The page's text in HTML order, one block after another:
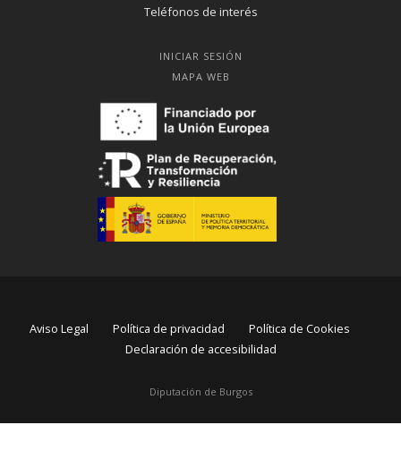
Teléfonos de interés
INICIAR SESIÓN
MAPA WEB
Diputación de Burgos
Aviso Legal Política de privacidad
Política de Cookies
Declaración de accesibilidad